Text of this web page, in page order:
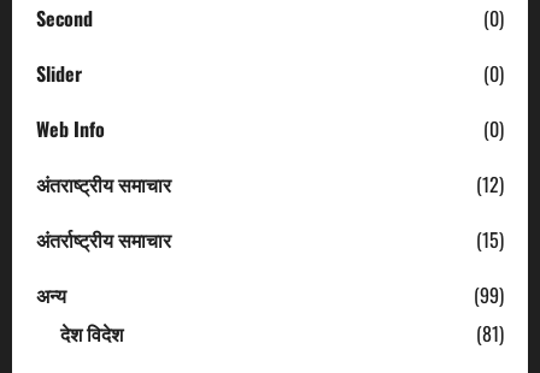
Second
(0)
Slider
(0)
Web Info
(0)
अंतराष्ट्रीय समाचार
(12)
अंतर्राष्ट्रीय समाचार
(15)
अन्य
(99)
देश विदेश
(81)